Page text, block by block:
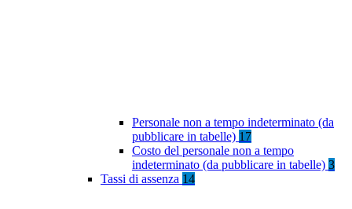
Personale non a tempo indeterminato (da
pubblicare in tabelle) 17
Costo del personale non a tempo
indeterminato (da pubblicare in tabelle) 3
Tassi di assenza 14